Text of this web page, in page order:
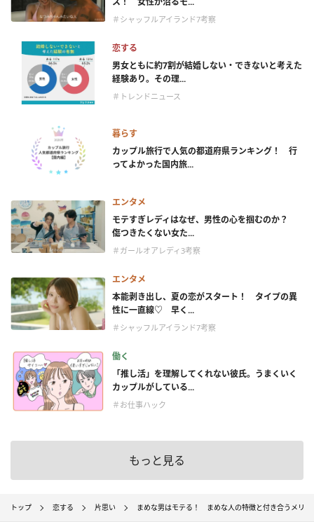
＃シャッフルアイランド7考察
恋する
男女ともに約7割が結婚しない・できないと考えた
経験あり。その理...
＃トレンドニュース
暮らす
カップル旅行で人気の都道府県ランキング！ 行
ってよかった国内旅...
エンタメ
モテすぎレディはなぜ、男性の心を掴むのか？
傷つきたくない女た...
＃ガールオアレディ3考察
エンタメ
本能剥き出し、夏の恋がスタート！ タイプの異
性に一直線♡ 早く...
＃シャッフルアイランド7考察
働く
「推し活」を理解してくれない彼氏。うまくいく
カップルがしている...
＃お仕事ハック
もっと見る
トップ 恋する 片思い まめな男はモテる！ まめな人の特徴と付き合うメリッ